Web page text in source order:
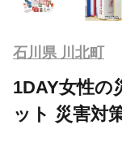
石川県 川北町
1DAY女性の
ット 災害対